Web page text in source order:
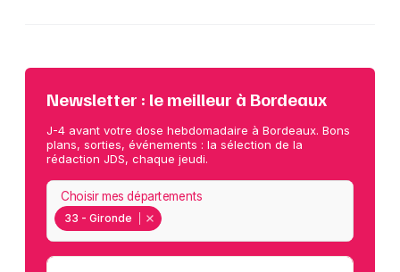
Newsletter : le meilleur à Bordeaux
J-4 avant votre dose hebdomadaire à Bordeaux. Bons
plans, sorties, événements : la sélection de la
rédaction JDS, chaque jeudi.
33 - Gironde
Choisir mes départements